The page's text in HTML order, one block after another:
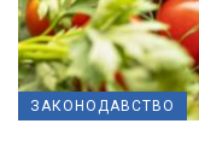
ЗАКОНОДАВСТВО